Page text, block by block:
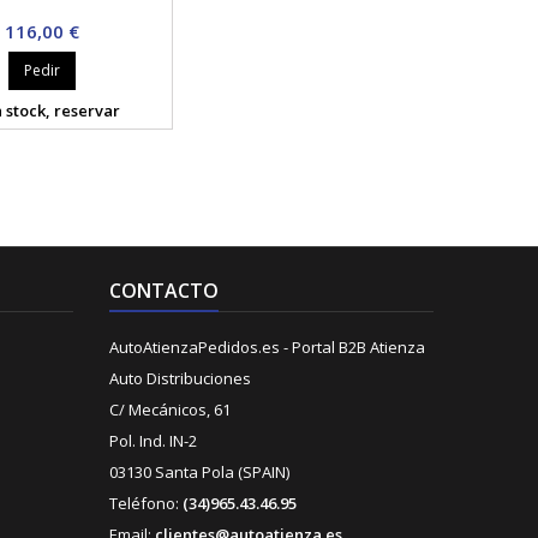
Precio
116,00 €
Pedir
stock, reservar
CONTACTO
AutoAtienzaPedidos.es - Portal B2B Atienza
Auto Distribuciones
C/ Mecánicos, 61
Pol. Ind. IN-2
03130 Santa Pola (SPAIN)
Teléfono: (34)965.43.46.95